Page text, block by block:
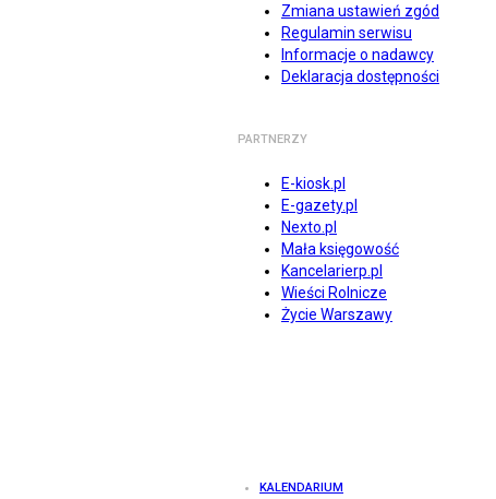
Zmiana ustawień zgód
Regulamin serwisu
Informacje o nadawcy
Deklaracja dostępności
PARTNERZY
E-kiosk.pl
E-gazety.pl
Nexto.pl
Mała księgowość
Kancelarierp.pl
Wieści Rolnicze
Życie Warszawy
KALENDARIUM